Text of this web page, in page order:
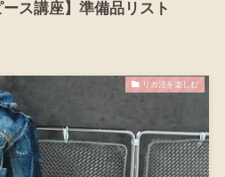
ス講座】準備品リスト
リカ活を楽しむ